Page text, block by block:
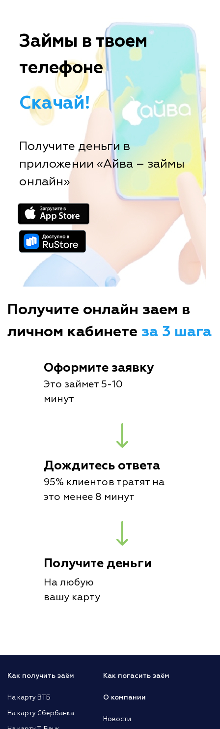
Займы в твоем
телефоне
Скачай!
Получите деньги в
приложении «Айва – займы
онлайн»
Получите онлайн заем в
личном кабинете за 3 шага
Оформите заявку
Это займет 5-10
минут
Дождитесь ответа
95% клиентов тратят на
это менее 8 минут
Получите деньги
На любую
вашу карту
Как получить заём
На карту ВТБ
На карту Сбербанка
Как погасить заём
О компании
Новости